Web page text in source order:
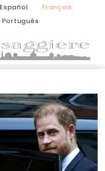
Español
Français
Português